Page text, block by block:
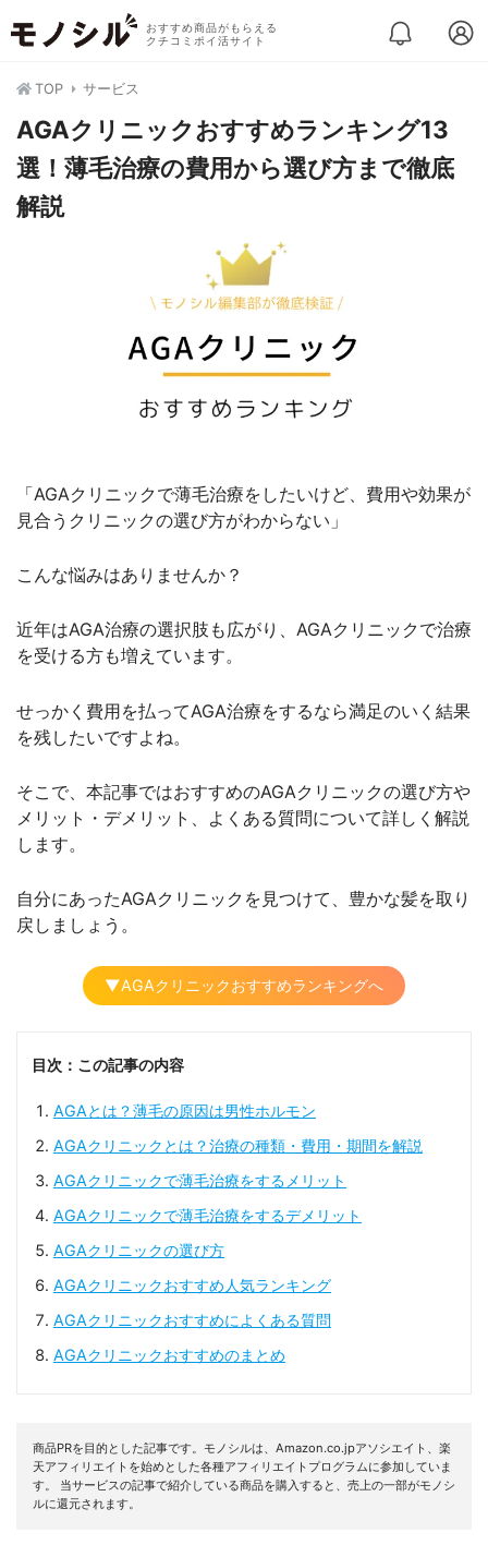
おすすめ商品がもらえる
クチコミポイ活サイト
TOP サービス
AGAクリニックおすすめランキング13
選！薄毛治療の費用から選び方まで徹底
解説
「AGAクリニックで薄毛治療をしたいけど、費用や効果が
見合うクリニックの選び方がわからない」
こんな悩みはありませんか？
近年はAGA治療の選択肢も広がり、AGAクリニックで治療
を受ける方も増えています。
せっかく費用を払ってAGA治療をするなら満足のいく結果
を残したいですよね。
そこで、本記事ではおすすめのAGAクリニックの選び方や
メリット・デメリット、よくある質問について詳しく解説
します。
自分にあったAGAクリニックを見つけて、豊かな髪を取り
戻しましょう。
▼AGAクリニックおすすめランキングへ
目次：この記事の内容
AGAとは？薄毛の原因は男性ホルモン
AGAクリニックとは？治療の種類・費用・期間を解説
AGAクリニックで薄毛治療をするメリット
AGAクリニックで薄毛治療をするデメリット
AGAクリニックの選び方
AGAクリニックおすすめ人気ランキング
AGAクリニックおすすめによくある質問
AGAクリニックおすすめのまとめ
商品PRを目的とした記事です。モノシルは、Amazon.co.jpアソシエイト、楽
天アフィリエイトを始めとした各種アフィリエイトプログラムに参加していま
す。 当サービスの記事で紹介している商品を購入すると、売上の一部がモノシ
ルに還元されます。